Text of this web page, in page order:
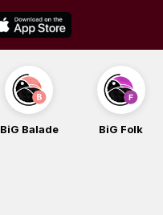
BiG Balade BiG Folk